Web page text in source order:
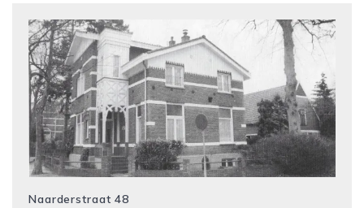
Naarderstraat 48